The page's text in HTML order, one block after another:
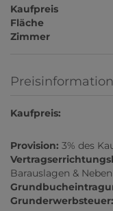
Kaufpreis
Fläche
Zimmer
Preisinformation
Kaufpreis:
Provision: 3% des
Barauslagen &
Grunderwerbsteuer: